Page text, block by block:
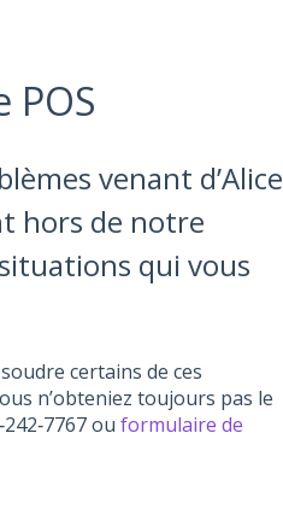
POS
venant d’Alice
hors de notre
qui vous
certains de ces
n’obteniez toujours pas le
ou formulaire de